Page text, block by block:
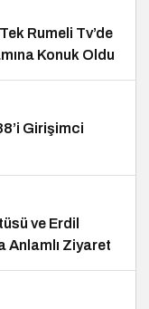
Rumeli Tv’de
Konuk Oldu
Girişimci
ve Erdil
Anlamlı Ziyaret